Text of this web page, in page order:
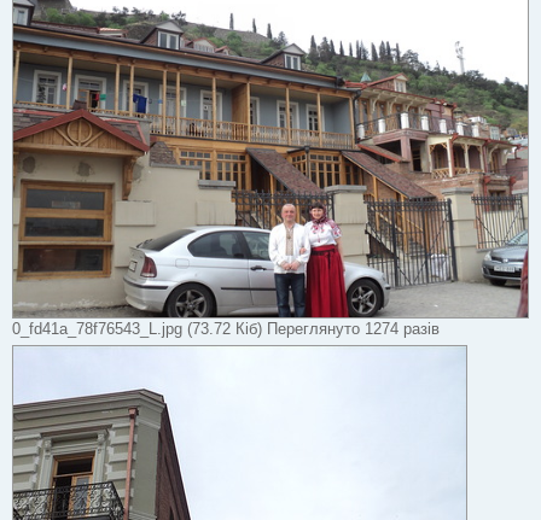
0_fd41a_78f76543_L.jpg (73.72 Кіб) Переглянуто 1274 разів